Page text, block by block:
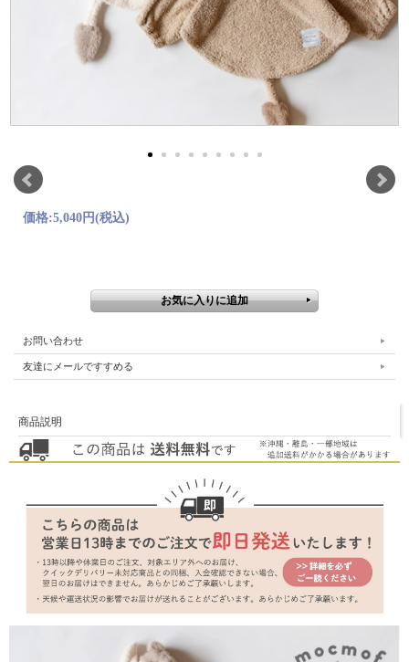
価格:5,040円(税込)
お問い合わせ
友達にメールですすめる
商品説明